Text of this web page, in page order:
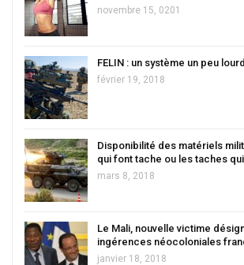
novembre 15, 0201
FELIN : un système un peu
février 19, 2018
Disponibilité des matériels
qui font tache ou les taches
mars 8, 2018
Le Mali, nouvelle victime
ingérences néocoloniales
janvier 18, 2018